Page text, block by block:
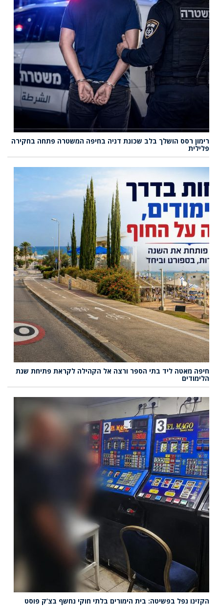
רימון רסס הושלך בלב שכונת דניה בחיפה המשטרה פתחה בחקירה
פלילית
חיפה מאטה ליד בתי הספר ורצה אל הקהילה לקראת פתיחת שנת
הלימודים
הקזינו נפל בפשיטה: בית הימורים בלתי חוקי נחשף בצ’ק פוסט